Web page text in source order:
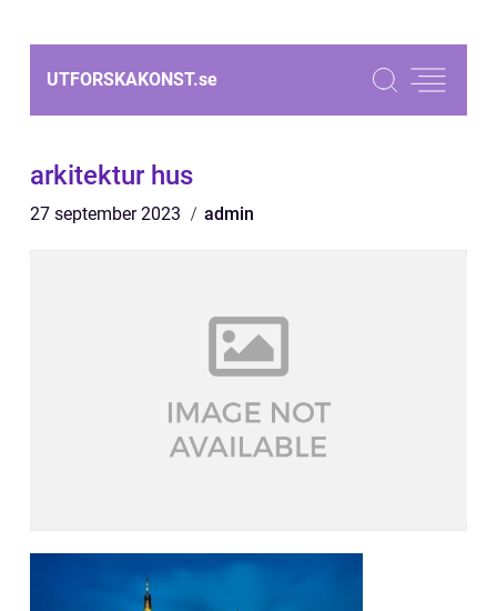
UTFORSKAKONST.se
arkitektur hus
27 september 2023 admin